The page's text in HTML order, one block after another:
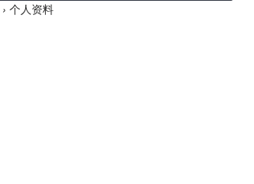
› 个人资料